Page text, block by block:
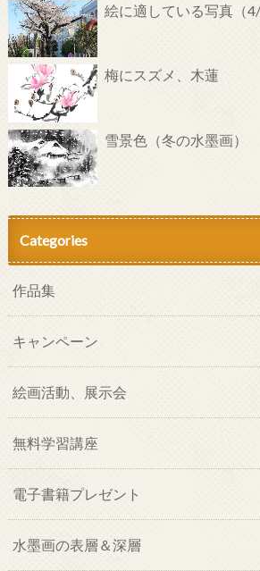
絵に適している写真（4/
梅にスズメ、木蓮
雪景色（冬の水墨画）
Categories
作品集
キャンペーン
絵画活動、展示会
無料学習講座
電子書籍プレゼント
水墨画の表層＆深層